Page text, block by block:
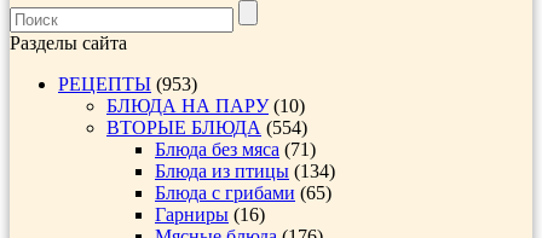
Разделы сайта
РЕЦЕПТЫ (953)
БЛЮДА НА ПАРУ(10)
ВТОРЫЕ БЛЮДА (554)
Блюда без мяса (71)
Блюда из птицы (134)
Блюда с грибами (65)
Гарниры (16)